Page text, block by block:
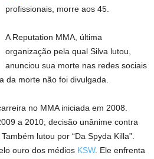
profissionais, morre aos 45.
A Reputation MMA, última
organização pela qual Silva lutou,
anunciou sua morte nas redes sociais
da morte não foi divulgada.
no MMA iniciada em 2008.
a 2010, decisão unânime contra
. Também lutou por “Da Spyda Killa”.
ouro dos médios KSW. Ele enfrenta